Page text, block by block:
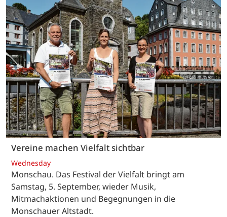
Vereine machen Vielfalt sichtbar
Wednesday
Monschau. Das Festival der Vielfalt bringt am
Samstag, 5. September, wieder Musik,
Mitmachaktionen und Begegnungen in die
Monschauer Altstadt.